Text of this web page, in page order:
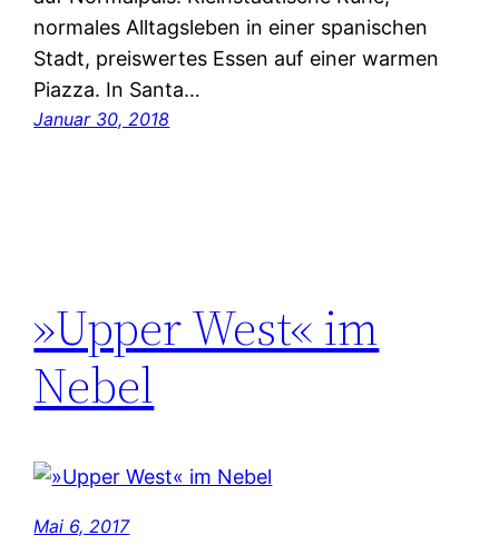
normales Alltagsleben in einer spanischen
Stadt, preiswertes Essen auf einer warmen
Piazza. In Santa…
Januar 30, 2018
»Upper West« im
Nebel
Mai 6, 2017